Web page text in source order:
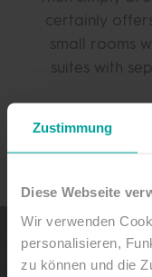
Zustimmung
Diese Webseite
Wir verwenden
personalisieren,
zu können und die
certainly
small rooms
suites with